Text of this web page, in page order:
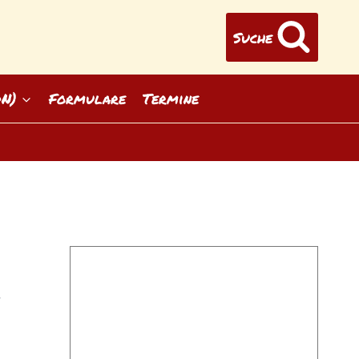
Suche
Formulare Termine